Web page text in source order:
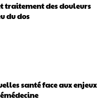
traitement des douleurs
du dos
santé face aux enjeux